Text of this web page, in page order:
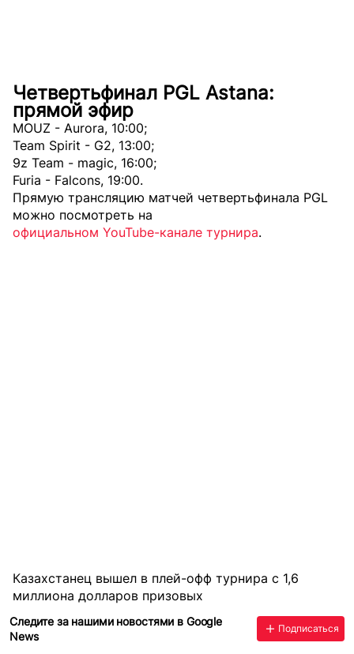
Четвертьфинал PGL Astana:
прямой эфир
MOUZ - Aurora, 10:00;
Team Spirit - G2, 13:00;
9z Team - magic, 16:00;
Furia - Falcons, 19:00.
Прямую трансляцию матчей четвертьфинала PGL
можно посмотреть на
официальном YouTube-канале турнира.
Казахстанец вышел в плей-офф турнира с 1,6
миллиона долларов призовых
Следите за нашими новостями в Google
News
Подписаться